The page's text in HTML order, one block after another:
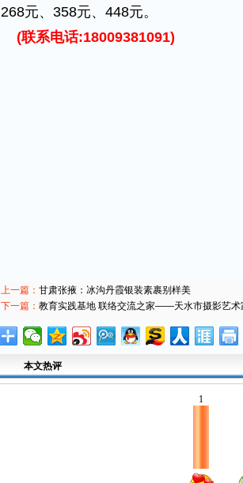
268元、358元、448元。
(联系电话:18009381091)
上一篇： 甘肃张掖：冰沟丹霞银装素裹别样美
下一篇： 教育实践基地 联络交流之家——天水市摄影艺术
本文热评